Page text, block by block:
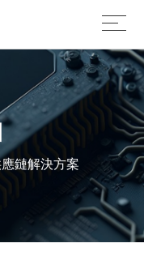
鏈解決方案